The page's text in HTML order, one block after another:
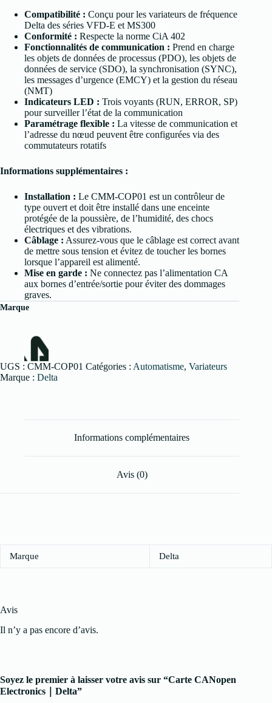
Compatibilité : Conçu pour les variateurs de fréquence
Delta des séries VFD-E et MS300
Conformité : Respecte la norme CiA 402
Fonctionnalités de communication : Prend en charge
les objets de données de processus (PDO), les objets de
données de service (SDO), la synchronisation (SYNC),
les messages d’urgence (EMCY) et la gestion du réseau
(NMT)
Indicateurs LED : Trois voyants (RUN, ERROR, SP)
pour surveiller l’état de la communication
Paramétrage flexible : La vitesse de communication et
l’adresse du nœud peuvent être configurées via des
commutateurs rotatifs
Informations supplémentaires :
Installation : Le CMM-COP01 est un contrôleur de
type ouvert et doit être installé dans une enceinte
protégée de la poussière, de l’humidité, des chocs
électriques et des vibrations.
Câblage : Assurez-vous que le câblage est correct avant
de mettre sous tension et évitez de toucher les bornes
lorsque l’appareil est alimenté.
Mise en garde : Ne connectez pas l’alimentation CA
aux bornes d’entrée/sortie pour éviter des dommages
graves.
Marque
UGS : CMM-COP01 Catégories : Automatisme, Variateurs
Marque : Delta
Informations complémentaires
Avis (0)
Marque Delta
Avis
Il n’y a pas encore d’avis.
Soyez le premier à laisser votre avis sur “Carte CANopen
Electronics｜Delta”